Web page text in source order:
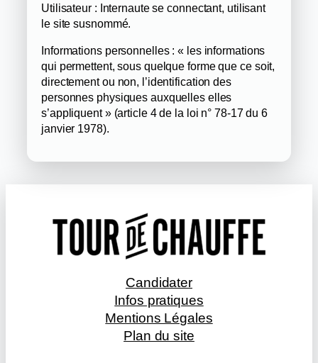
Utilisateur : Internaute se connectant, utilisant
le site susnommé.
Informations personnelles : « les informations
qui permettent, sous quelque forme que ce soit,
directement ou non, l’identification des
personnes physiques auxquelles elles
s’appliquent » (article 4 de la loi n° 78-17 du 6
janvier 1978).
Candidater
Infos pratiques
Mentions Légales
Plan du site